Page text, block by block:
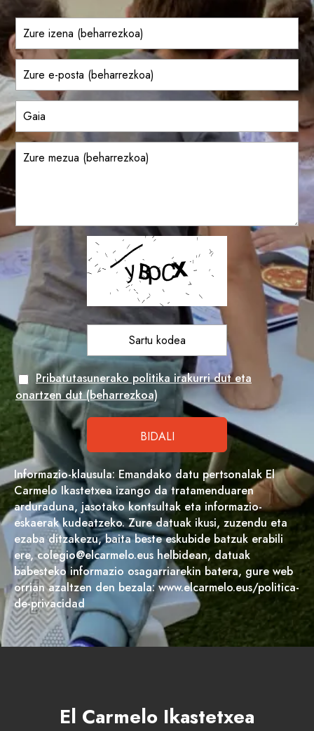
Pribatutasunerako politika irakurri dut eta
onartzen dut (beharrezkoa)
Informazio-klausula: Emandako datu pertsonalak El
Carmelo Ikastetxea izango da tratamenduaren
arduraduna, jasotako kontsultak eta informazio-
eskaerak kudeatzeko. Zure datuak ikusi, zuzendu eta
ezaba ditzakezu, baita beste eskubide batzuk erabili
ere, colegio@elcarmelo.eus helbidean, datuak
babesteko informazio osagarriarekin batera, gure web
orrian azaltzen den bezala: www.elcarmelo.eus/politica-
de-privacidad
El Carmelo Ikastetxea